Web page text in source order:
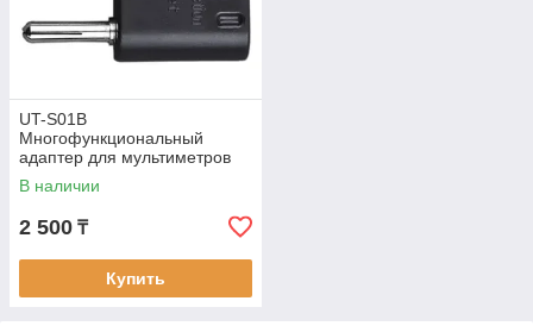
UT-S01B
Многофункциональный
адаптер для мультиметров
В наличии
2 500 ₸
Купить